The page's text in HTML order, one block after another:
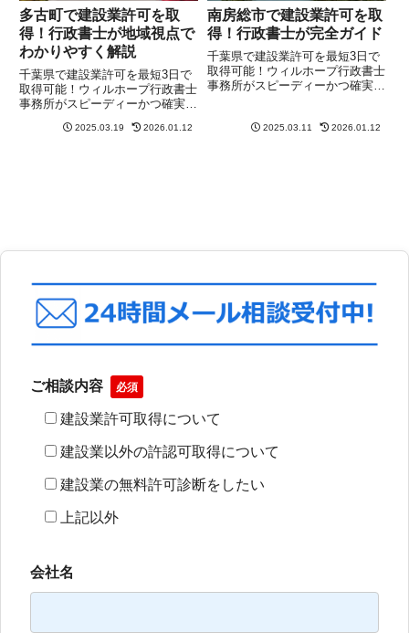
多古町で建設業許可を取
得！行政書士が地域視点で
わかりやすく解説
千葉県で建設業許可を最短3日で
取得可能！ウィルホープ行政書士
事務所がスピーディーかつ確実に
2025.03.19 2026.01.12
南房総市で建設業許可を取
得！行政書士が完全ガイド
千葉県で建設業許可を最短3日で
取得可能！ウィルホープ行政書士
事務所がスピーディーかつ確実に
2025.03.11 2026.01.12
ご相談内容 必須
建設業許可取得について
建設業以外の許認可取得について
建設業の無料許可診断をしたい
上記以外
会社名